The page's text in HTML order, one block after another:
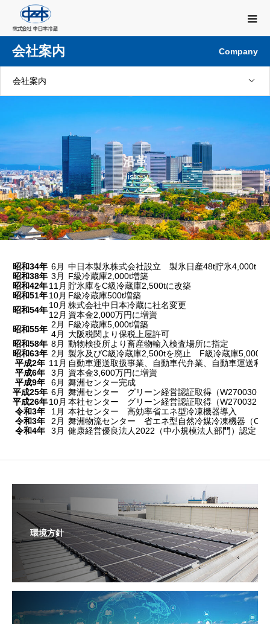
会社案内 Company
会社案内
沿革
History
昭和34年 6月 中日本製氷株式会社設立 製氷日産48t貯氷4,000t
昭和38年 3月
F級冷蔵庫2,000t増築
昭和42年11月 貯氷庫をC級冷蔵庫2,500tに改築
昭和51年10月 F級冷蔵庫500t増築
昭和54年10月 株式会社中日本冷蔵に社名変更
12月 資本金2,000万円に増資
昭和55年 2月
F級冷蔵庫5,000t増築
4月
大阪税関より保税上屋許可
昭和58年 8月 動物検疫所より畜産物輸入検査場所に指定
昭和63年 2月 製氷及びC級冷蔵庫2,500tを廃止 F級冷蔵庫5,000t
平成2年 11月 自動車運送取扱事業、自動車代弁業、自動車運送利
平成6年
3月
資本金3,600万円に増資
平成9年
6月 舞洲センター完成
平成25年 6月 舞洲センター グリーン経営認証取得（W270030）
平成26年10月 本社センター グリーン経営認証取得（W270032）
令和3年
1月 本社センター 高効率省エネ型冷凍機器導入
令和3年
2月 舞洲物流センター 省エネ型自然冷媒冷凍機器（
令和4年
3月 健康経営優良法人2022（中小規模法人部門）認定
環境方針